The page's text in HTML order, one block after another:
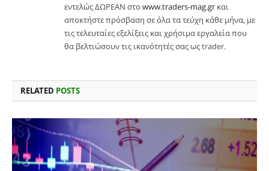
εντελώς ΔΩΡΕΑΝ στο www.traders-mag.gr και
αποκτήστε πρόσβαση σε όλα τα τεύχη κάθε μήνα, με
τις τελευταίες εξελίξεις και χρήσιμα εργαλεία που
θα βελτιώσουν τις ικανότητές σας ως trader.
RELATED POSTS